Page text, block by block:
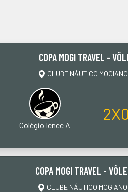
COPA MOGI TRAVEL -
CLUBE NÁUTICO
Colégio Ienec A
2X0
COPA MOGI TRAVEL -
CLUBE NÁUTICO